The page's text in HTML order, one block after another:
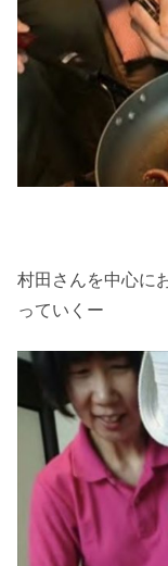
村田さんを中心に
っていくー